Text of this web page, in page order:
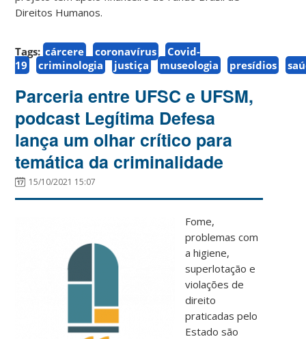
Direitos Humanos.
Tags: cárcere coronavírus
Covid-
19
criminologia justiça museologia presídios
Parceria entre UFSC e UFSM,
podcast Legítima Defesa
lança um olhar crítico para
temática da criminalidade
15/10/2021 15:07
Fome,
problemas com
a higiene,
superlotação e
violações de
direito
praticadas pelo
Estado são